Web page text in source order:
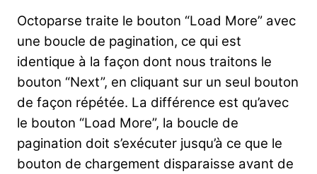
Octoparse traite le bouton “Load More” avec
une boucle de pagination, ce qui est
identique à la façon dont nous traitons le
bouton “Next”, en cliquant sur un seul bouton
de façon répétée. La différence est qu’avec
le bouton “Load More”, la boucle de
pagination doit s’exécuter jusqu’à ce que le
bouton de chargement disparaisse avant de